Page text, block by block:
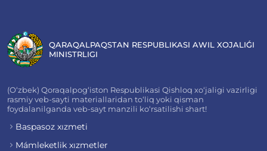
QARAQALPAQSTAN RESPUBLIKASI AWIL XOJALIǴI
MINISTRLIGI
(O‘zbek) Qoraqalpog‘iston Respublikasi Qishloq xo‘jaligi vazirligi
rasmiy veb-sayti materiallaridan to‘liq yoki qisman
foydalanilganda veb-sayt manzili ko‘rsatilishi shart!
Baspasoz xızmeti
Mámleketlik xızmetler